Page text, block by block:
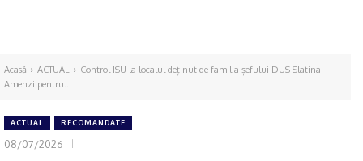
Acasă ACTUAL
Control ISU la localul deținut de familia șefului DUS Slatina:
Amenzi pentru...
ACTUAL RECOMANDATE
08/07/2026